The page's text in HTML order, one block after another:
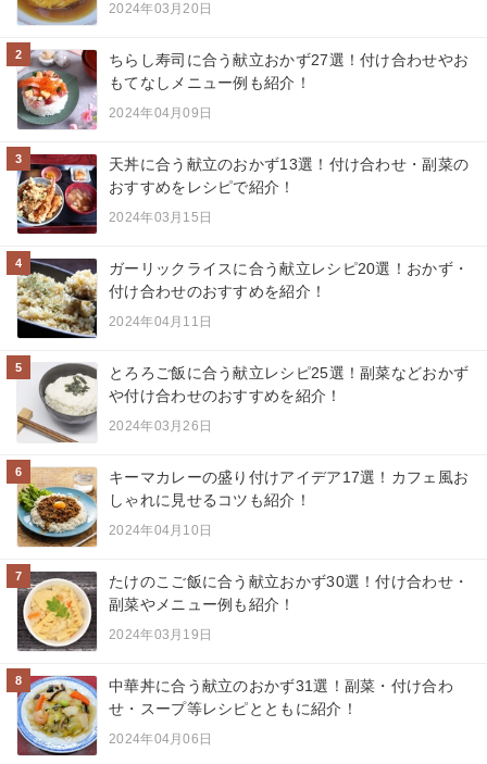
2024年03月20日
2
ちらし寿司に合う献立おかず27選！付け合わせやお
もてなしメニュー例も紹介！
2024年04月09日
3
天丼に合う献立のおかず13選！付け合わせ・副菜の
おすすめをレシピで紹介！
2024年03月15日
4
ガーリックライスに合う献立レシピ20選！おかず・
付け合わせのおすすめを紹介！
2024年04月11日
5
とろろご飯に合う献立レシピ25選！副菜などおかず
や付け合わせのおすすめを紹介！
2024年03月26日
6
キーマカレーの盛り付けアイデア17選！カフェ風お
しゃれに見せるコツも紹介！
2024年04月10日
7
たけのこご飯に合う献立おかず30選！付け合わせ・
副菜やメニュー例も紹介！
2024年03月19日
8
中華丼に合う献立のおかず31選！副菜・付け合わ
せ・スープ等レシピとともに紹介！
2024年04月06日